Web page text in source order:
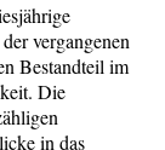
vergangenen
Bestandteil im
Die
in das